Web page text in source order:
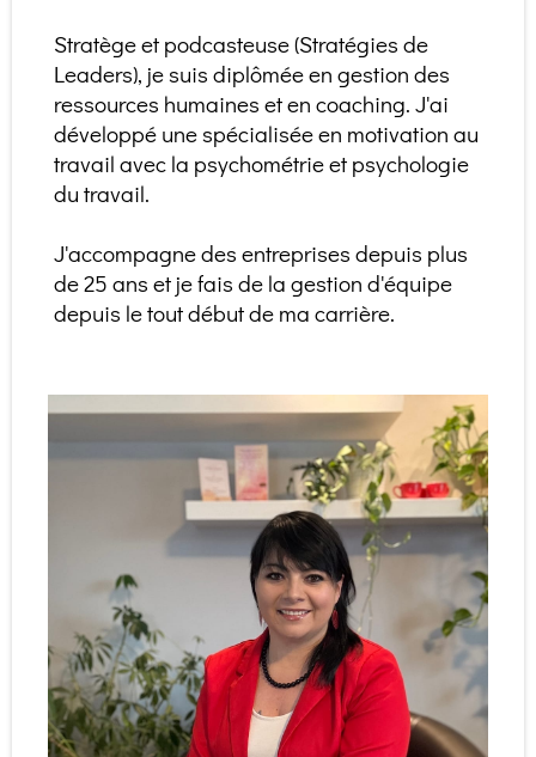
Stratège et podcasteuse (Stratégies de
Leaders), je suis diplômée en gestion des
ressources humaines et en coaching. J'ai
développé une spécialisée en motivation au
travail avec la psychométrie et psychologie
du travail.
J'accompagne des entreprises depuis plus
de 25 ans et je fais de la gestion d'équipe
depuis le tout début de ma carrière.